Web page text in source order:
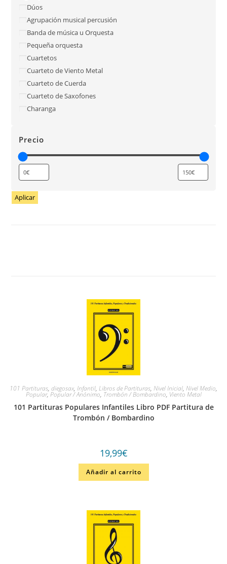
Dúos
Agrupación musical percusión
Banda de música u Orquesta
Pequeña orquesta
Cuartetos
Cuarteto de Viento Metal
Cuarteto de Cuerda
Cuarteto de Saxofones
Charanga
Precio
Aplicar
101 Partituras, diegosax, Infantil, Libros de Partituras, Nivel Inicial, Nivel Medio,
Popular,Popular / Anónimo, Trombón / Bombardino, Viento Metal
101 Partituras Populares Infantiles Libro PDF Partitura de
Trombón / Bombardino
19,99€
Añadir al carrito